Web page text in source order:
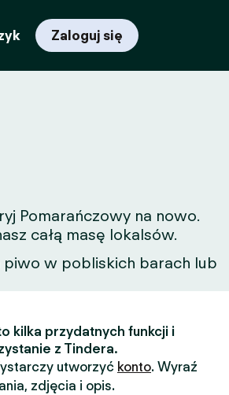
Zaloguj się
Pomarańczowy na nowo.
całą masę lokalsów.
piwo w pobliskich barach lub
kilka przydatnych funkcji i
z Tindera.
utworzyć konto. Wyraź
zdjęcia i opis.